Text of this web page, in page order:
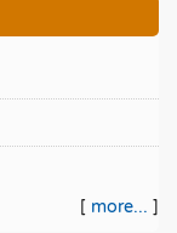
[ more... ]